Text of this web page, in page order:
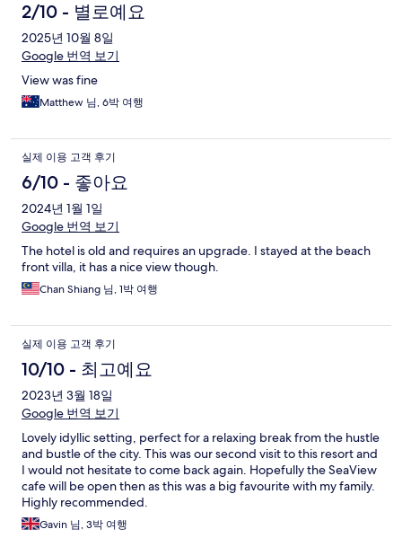
2/10 - 별로예요
2025년 10월 8일
Google 번역 보기
View was fine
Matthew 님, 6박 여행
실제 이용 고객 후기
6/10 - 좋아요
2024년 1월 1일
Google 번역 보기
The hotel is old and requires an upgrade. I stayed at the beach
front villa, it has a nice view though.
Chan Shiang 님, 1박 여행
실제 이용 고객 후기
10/10 - 최고예요
2023년 3월 18일
Google 번역 보기
Lovely idyllic setting, perfect for a relaxing break from the hustle
and bustle of the city. This was our second visit to this resort and
I would not hesitate to come back again. Hopefully the SeaView
cafe will be open then as this was a big favourite with my family.
Highly recommended.
Gavin 님, 3박 여행